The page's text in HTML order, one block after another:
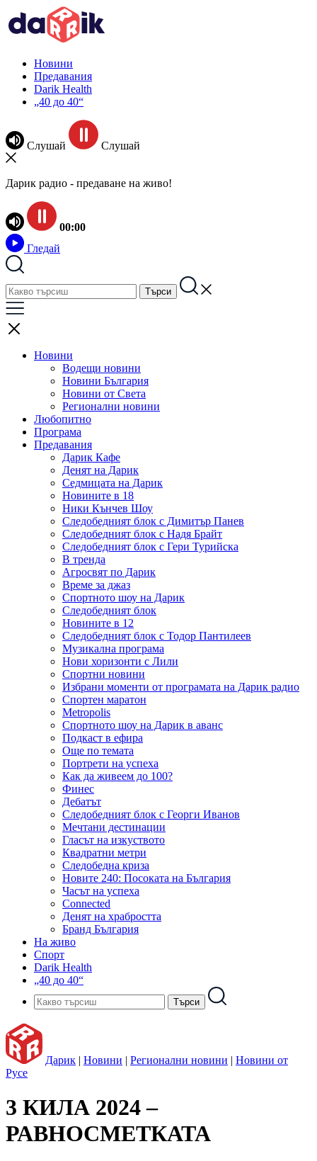
Новини
Предавания
Darik Health
„40 до 40“
Слушай Слушай
Дарик радио - предаване на живо!
00:00
Гледай
Новини
Водещи новини
Новини България
Новини от Света
Регионални новини
Любопитно
Програма
Предавания
Дарик Кафе
Денят на Дарик
Седмицата на Дарик
Новините в 18
Ники Кънчев Шоу
Следобедният блок с Димитър Панев
Следобедният блок с Надя Брайт
Следобедният блок с Гери Турийска
В тренда
Агросвят по Дарик
Време за джаз
Спортното шоу на Дарик
Следобедният блок
Новините в 12
Следобедният блок с Тодор Пантилеев
Музикална програма
Нови хоризонти с Лили
Спортни новини
Избрани моменти от програмата на Дарик радио
Спортен маратон
Metropolis
Спортното шоу на Дарик в аванс
Подкаст в ефира
Още по темата
Портрети на успеха
Как да живеем до 100?
Финес
Дебатът
Следобедният блок с Георги Иванов
Мечтани дестинации
Гласът на изкуството
Квадратни метри
Следобедна криза
Новите 240: Посоката на България
Часът на успеха
Connected
Денят на храбростта
Бранд България
На живо
Спорт
Darik Health
„40 до 40“
Дарик | Новини | Регионални новини | Новини от
Русе
3 КИЛА 2024 –
РАВНОСМЕТКАТА